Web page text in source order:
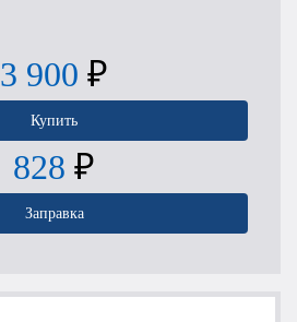
3 900 ₽
Купить
828 ₽
Заправка